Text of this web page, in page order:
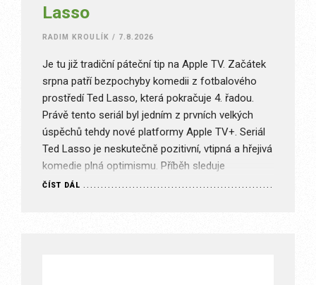
Lasso
RADIM KROULÍK / 7.8.2026
Je tu již tradiční páteční tip na Apple TV. Začátek
srpna patří bezpochyby komedii z fotbalového
prostředí Ted Lasso, která pokračuje 4. řadou.
Právě tento seriál byl jedním z prvních velkých
úspěchů tehdy nové platformy Apple TV+. Seriál
Ted Lasso je neskutečně pozitivní, vtipná a hřejivá
komedie plná optimismu. Příběh sleduje
svérázného trenéra amerického fotbalu…
ČÍST DÁL